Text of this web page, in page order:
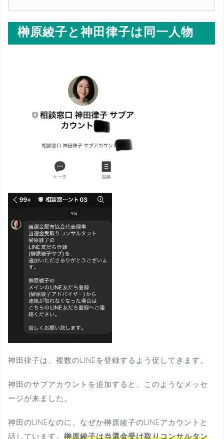
榊原綾子と神田律子は同一人物
神田律子は、複数のLINEを登録するよう促してきます。
神田のサブアカウントを追加すると、このようなメッセ
ージが来ました。
神田のLINEなのに、なぜか榊原綾子のLINEアカウントと
話しています。 榊原綾子は当選金受け取りコンサルタン